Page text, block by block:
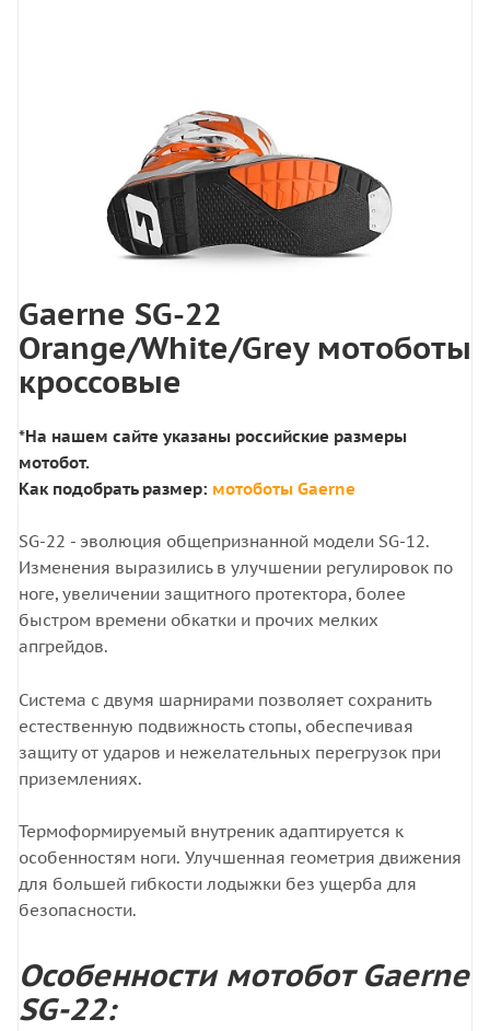
Gaerne SG-22
Orange/White/Grey мотоботы
кроссовые
*На нашем сайте указаны российские размеры
мотобот.
Как подобрать размер: мотоботы Gaerne
SG-22 - эволюция общепризнанной модели SG-12.
Изменения выразились в улучшении регулировок по
ноге, увеличении защитного протектора, более
быстром времени обкатки и прочих мелких
апгрейдов.
Cистема с двумя шарнирами позволяет сохранить
естественную подвижность стопы, обеспечивая
защиту от ударов и нежелательных перегрузок при
приземлениях.
Термоформируемый внутреник адаптируется к
особенностям ноги. Улучшенная геометрия движения
для большей гибкости лодыжки без ущерба для
безопасности.
Особенности мотобот Gaerne
SG-22: